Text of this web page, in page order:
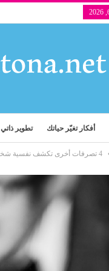
أفكار تغيّر حياتك تطوير ذاتي
4 تصرفات أخرى تكشف نفسية شخص كان فقيراً من قبل ( 2 )